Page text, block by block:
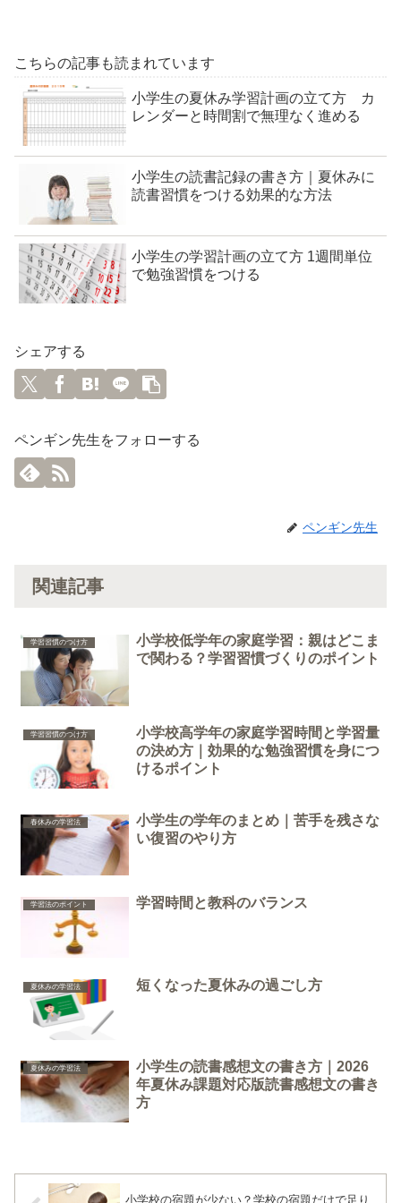
こちらの記事も読まれています
小学生の夏休み学習計画の立て方 カ
レンダーと時間割で無理なく進める
小学生の読書記録の書き方｜夏休みに
読書習慣をつける効果的な方法
小学生の学習計画の立て方 1週間単位
で勉強習慣をつける
シェアする
ペンギン先生をフォローする
ペンギン先生
関連記事
学習習慣のつけ方
小学校低学年の家庭学習：親はどこま
で関わる？学習習慣づくりのポイント
学習習慣のつけ方
小学校高学年の家庭学習時間と学習量
の決め方｜効果的な勉強習慣を身につ
けるポイント
春休みの学習法
小学生の学年のまとめ｜苦手を残さな
い復習のやり方
学習法のポイント 学習時間と教科のバランス
夏休みの学習法 短くなった夏休みの過ごし方
夏休みの学習法
小学生の読書感想文の書き方｜2026
年夏休み課題対応版読書感想文の書き
方
小学校の宿題が少ない？学校の宿題だけで足り